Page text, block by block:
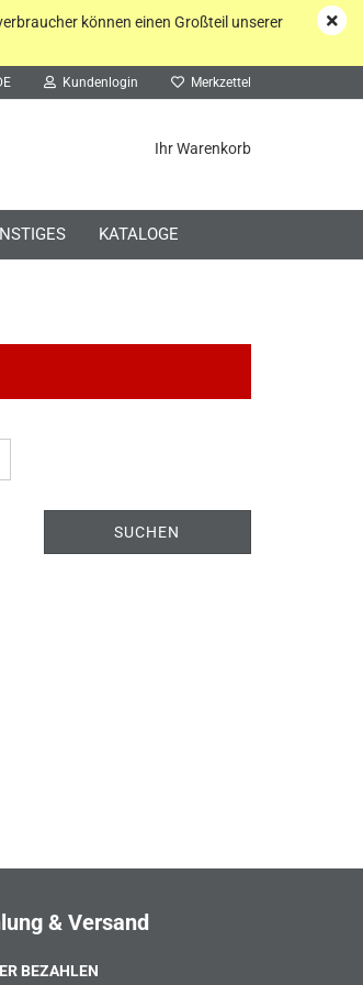
Kundenlogin Merkzettel
Ihr Warenkorb
können einen Großteil unserer
KATALOGE
SUCHEN
& Versand
BEZAHLEN